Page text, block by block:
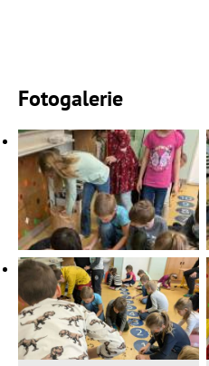
Fotogalerie